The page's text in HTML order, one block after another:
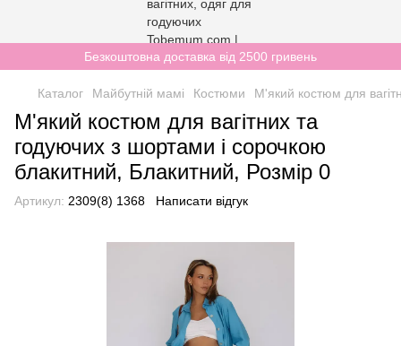
Безкоштовна доставка від 2500 гривень
Каталог Майбутній мамі Костюми М'який костюм для
М'який костюм для вагітних та
годуючих з шортами і сорочкою
блакитний, Блакитний, Розмір 0
Артикул: 2309(8) 1368 Написати відгук